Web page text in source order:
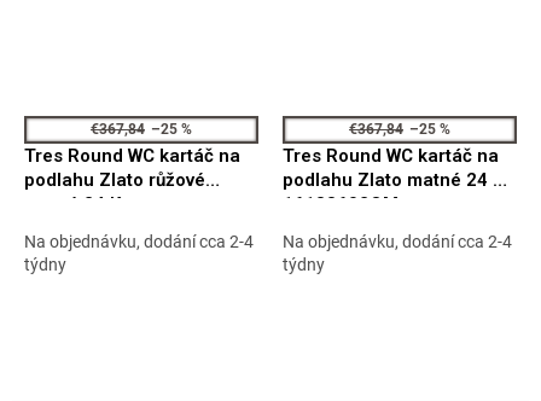
€367,84 –25 %
Tres Round WC kartáč na
podlahu Zlato růžové
matné 24 Kt
Na objednávku, dodání cca 2-4
týdny
€367,84 –25 %
Tres Round WC kartáč na
podlahu Zlato matné 24 Kt
16133602OM
Na objednávku, dodání cca 2-4
týdny